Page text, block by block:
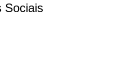
Sociais